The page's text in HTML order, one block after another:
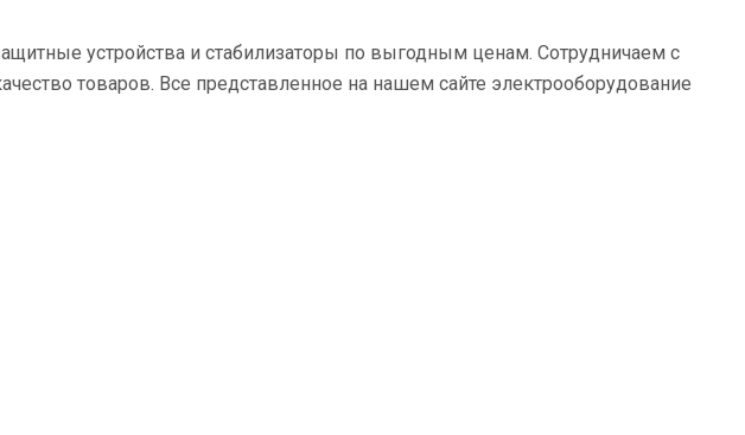
устройства и стабилизаторы по выгодным ценам. Сотрудничаем с
товаров. Все представленное на нашем сайте электрооборудование